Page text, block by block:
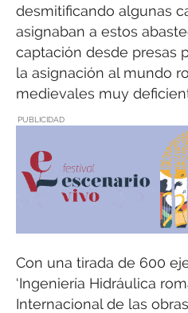
desmitificando algunas
asignaban a estos
captación desde presas
la asignación al mundo
medievales muy
PUBLICIDAD
Con una tirada de 600
‘Ingeniería Hidráulica
Internacional de las